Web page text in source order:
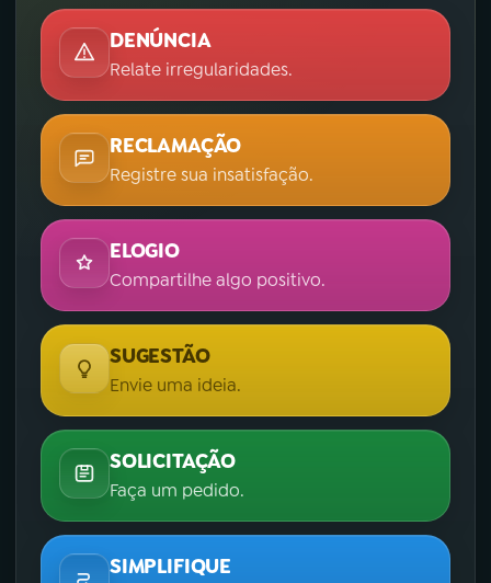
DENÚNCIA
Relate irregularidades.
RECLAMAÇÃO
Registre sua insatisfação.
ELOGIO
Compartilhe algo positivo.
SUGESTÃO
Envie uma ideia.
SOLICITAÇÃO
Faça um pedido.
SIMPLIFIQUE